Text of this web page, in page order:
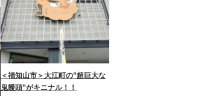
＜福知山市＞大江町の”超巨大な
鬼饅頭”がキニナル！！